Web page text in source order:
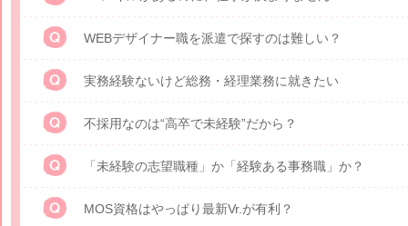
WEBデザイナー職を派遣で探すのは難しい？
実務経験ないけど総務・経理業務に就きたい
不採用なのは“高卒で未経験”だから？
「未経験の志望職種」か「経験ある事務職」か？
MOS資格はやっぱり最新Vr.が有利？